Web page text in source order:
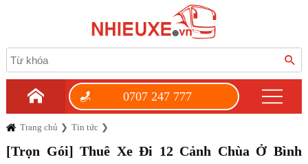
0707 247 777
Trang chủ Tin tức
[Trọn Gói] Thuê Xe Đi 12 Cảnh Chùa Ở Bình